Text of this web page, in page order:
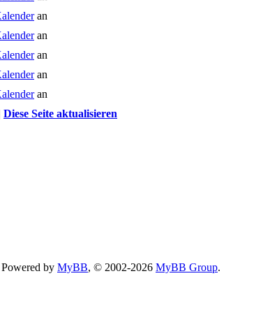
an
an
an
an
an
Diese Seite aktualisieren
Powered by MyBB, © 2002-2026 MyBB Group.